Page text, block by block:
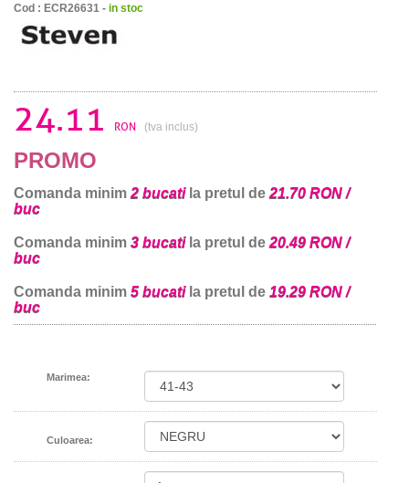
Cod : ECR26631 - in stoc
24.11 RON (tva inclus)
PROMO
Comanda minim 2 bucatila pretul de 21.70 RON /
buc
Comanda minim 3 bucatila pretul de 20.49 RON /
buc
Comanda minim 5 bucatila pretul de 19.29 RON /
buc
Marimea:
Culoarea: